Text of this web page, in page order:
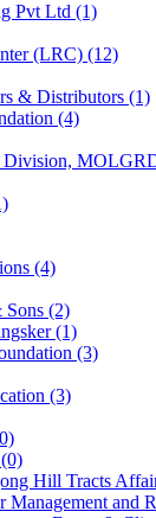
Pvt Ltd (1)
(LRC) (12)
& Distributors (1)
(4)
Division,
(4)
(2)
(1)
(3)
(3)
Hill Tracts
Management and